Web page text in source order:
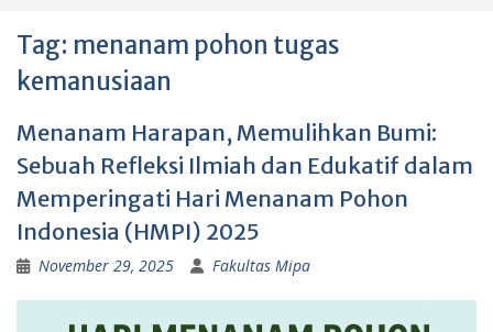
Tag: menanam pohon tugas
kemanusiaan
Menanam Harapan, Memulihkan Bumi:
Sebuah Refleksi Ilmiah dan Edukatif dalam
Memperingati Hari Menanam Pohon
Indonesia (HMPI) 2025
November 29, 2025 Fakultas Mipa